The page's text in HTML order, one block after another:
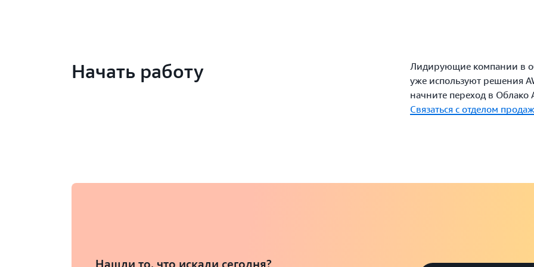
оснащения лабораторий, чтобы
помочь ученым и руководителям
лабораторий выполнять свою
Начать работу
Лидирующие компании в
уже используют решения
начните переход в Облако
Связаться с отделом продаж
Нашли то, что искали сегодня?